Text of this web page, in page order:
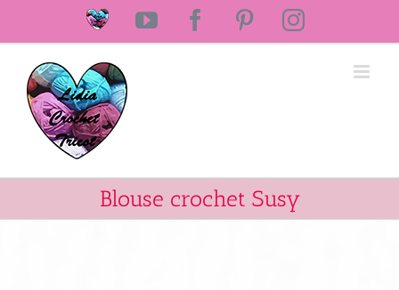
au
contenu
Laine
Lidia
Crochet
Tricot
YouTubeFacebookPinterestInstagram
Blouse crochet Susy